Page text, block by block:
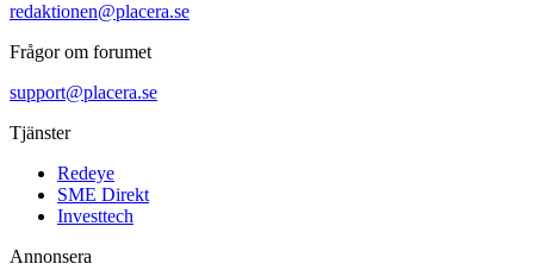
redaktionen@placera.se
Frågor om forumet
support@placera.se
Tjänster
Redeye
SME Direkt
Investtech
Annonsera